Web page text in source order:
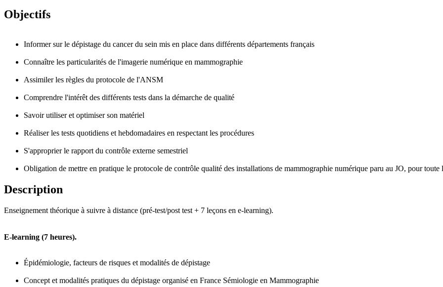
Objectifs
Informer sur le dépistage du cancer du sein mis en place dans différents départements français
Connaître les particularités de l'imagerie numérique en mammographie
Assimiler les règles du protocole de l'ANSM
Comprendre l'intérêt des différents tests dans la démarche de qualité
Savoir utiliser et optimiser son matériel
Réaliser les tests quotidiens et hebdomadaires en respectant les procédures
S'approprier le rapport du contrôle externe semestriel
Obligation de mettre en pratique le protocole de contrôle qualité des installations de mammographie numérique paru au JO, pour
Description
Enseignement théorique à suivre à distance (pré-test/post test + 7 leçons en e-learning).
E-learning (7 heures).
Épidémiologie, facteurs de risques et modalités de dépistage
Concept et modalités pratiques du dépistage organisé en France Sémiologie en Mammographie